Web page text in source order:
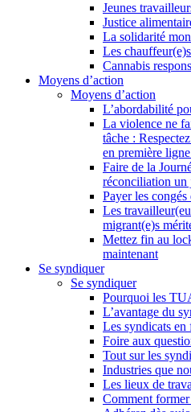
Jeunes
Justice
La solidarité
Les
Cannabis
Moyens d’action
Moyens d’action
L’abordabilité
La violence ne
tâche :
en première
Faire de la
réconciliation un
Payer les
Les
migrant(e)s
Mettez fin au
maintenant
Se syndiquer
Se syndiquer
Pourquoi les
L’avantage du
Les syndicats en
Foire aux
Tout sur les
Industries que
Les lieux de
Comment